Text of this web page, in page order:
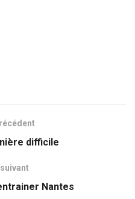
difficile
Nantes